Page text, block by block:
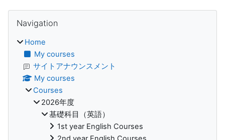
Blocks
Navigation
Home
My courses
サイトアナウンスメント
My courses
Courses
2026年度
基礎科目（英語）
1st year English Courses